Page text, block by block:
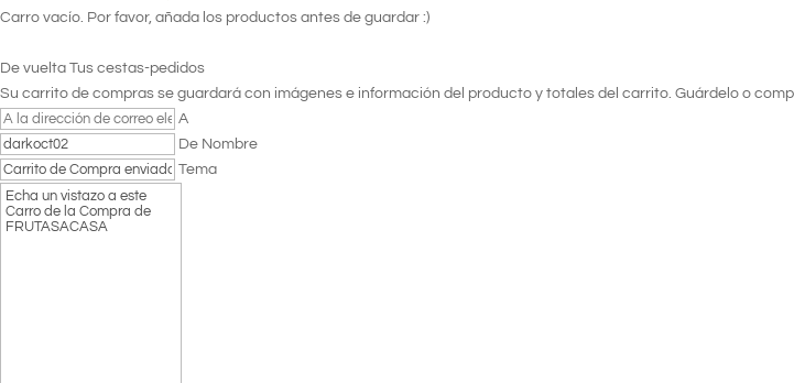
Carro vacío. Por favor, añada los productos antes de guardar :)
De vuelta Tus cestas-pedidos
Su carrito de compras se guardará con imágenes e información del producto y totales del carrito. Guárdelo o
A
De Nombre
Tema